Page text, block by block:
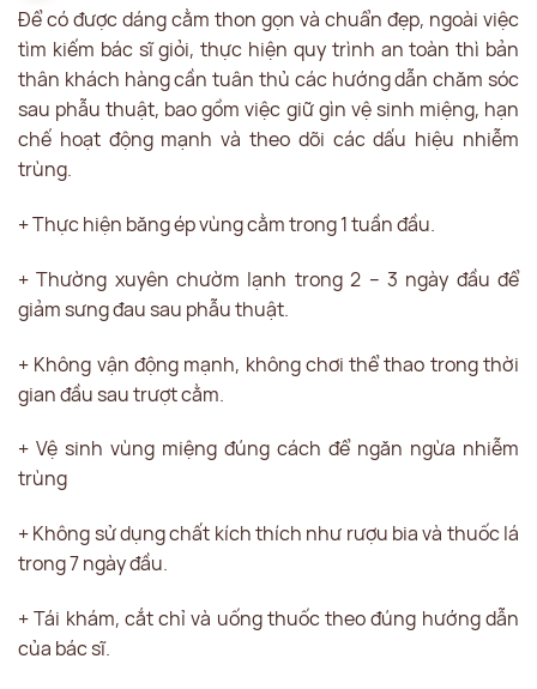
Để có được dáng cằm thon gọn và chuẩn đẹp, ngoài việc
tìm kiếm bác sĩ giỏi, thực hiện quy trình an toàn thì bản
thân khách hàng cần tuân thủ các hướng dẫn chăm sóc
sau phẫu thuật, bao gồm việc giữ gìn vệ sinh miệng, hạn
chế hoạt động mạnh và theo dõi các dấu hiệu nhiễm
trùng.
+ Thực hiện băng ép vùng cằm trong 1 tuần đầu.
+ Thường xuyên chườm lạnh trong 2 – 3 ngày đầu để
giảm sưng đau sau phẫu thuật.
+ Không vận động mạnh, không chơi thể thao trong thời
gian đầu sau trượt cằm.
+ Vệ sinh vùng miệng đúng cách để ngăn ngừa nhiễm
trùng
+ Không sử dụng chất kích thích như rượu bia và thuốc lá
trong 7 ngày đầu.
+ Tái khám, cắt chỉ và uống thuốc theo đúng hướng dẫn
của bác sĩ.